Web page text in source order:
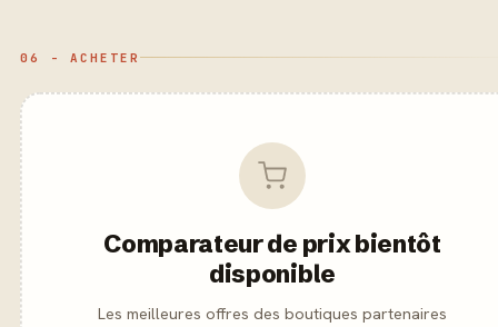
06 - ACHETER
Comparateur de prix bientôt
disponible
Les meilleures offres des boutiques partenaires